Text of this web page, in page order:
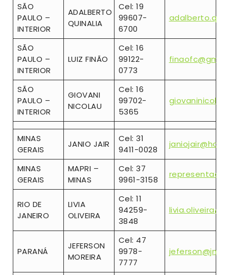
SÃO
PAULO –
INTERIOR
ADALBERTO
QUINALIA
Cel: 19
99607-
6700
SÃO
PAULO –
INTERIOR
LUIZ FINÃO
Cel: 16
99122-
0773
SÃO
PAULO –
INTERIOR
GIOVANI
NICOLAU
Cel: 16
99702-
5365
MINAS
GERAIS
JANIO JAIR
Cel: 31
9411-0028
MINAS
GERAIS
MAPRI –
MINAS
Cel: 37
9961-3158
RIO DE
JANEIRO
LIVIA
OLIVEIRA
Cel: 11
94259-
3848
PARANÁ
JEFERSON
MOREIRA
Cel: 47
9978-
7777